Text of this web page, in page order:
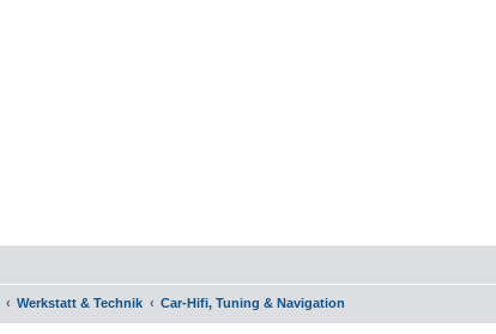
Werkstatt & Technik Car-Hifi, Tuning & Navigation